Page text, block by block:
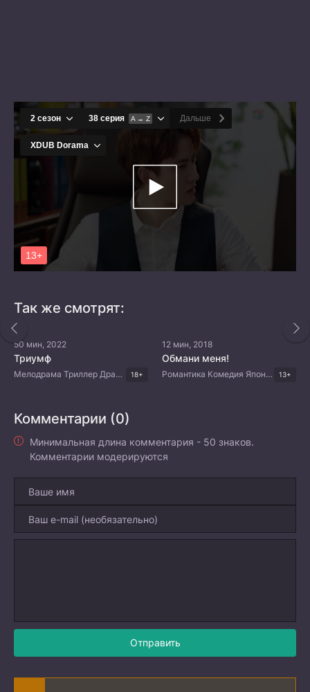
Так же смотрят:
50 мин, 2022
Триумф
Мелодрама Триллер Драма Корейские дорамы 18+
12 мин, 2018
Обмани меня!
Романтика Комедия Японские дорамы 13+
Комментарии (0)
Минимальная длина комментария - 50 знаков.
Комментарии модерируются
Отправить